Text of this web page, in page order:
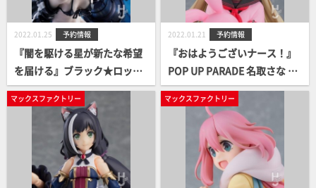
2022.01.25 予約情報
『闇を駆ける星が新たな希望
を届ける』ブラック★ロック
シューター HxxG Edition. 案
内開始！
2022.01.21 予約情報
『おはようございナース！』
POP UP PARADE 名取さな 案
内開始！
マックスファクトリー マックスファクトリー